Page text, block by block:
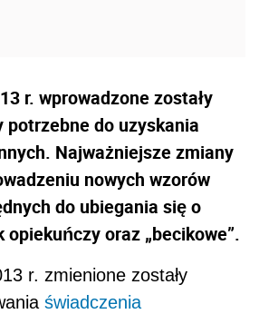
r. wprowadzone zostały
potrzebne do uzyskania
Najważniejsze zmiany
nowych wzorów
do ubiegania się o
opiekuńczy oraz „becikowe”.
r. zmienione zostały
świadczenia